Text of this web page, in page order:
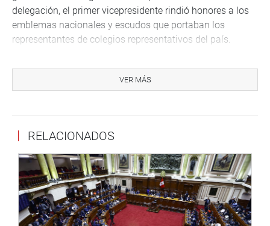
delegación, el primer vicepresidente rindió honores a los
emblemas nacionales y escudos que portaban los
representantes de colegios representativos del país.
bandera, el viceministro de Seguridad Ciudadana, Julio
Díaz Zulueta, sostuvo que la juventud representa libertad,
nacional que es símbolo patrio por excelencia.
También participaron en el evento Luis Alberto Quintanilla
Gutiérrez, director regional de Educación de Lima
Metropolitana, Leo Miguel de Paz, regidor de la
Municipalidad de Lima Metropolitana; docentes y
directores de colegios, entre otros.
VER MÁS
RELACIONADOS